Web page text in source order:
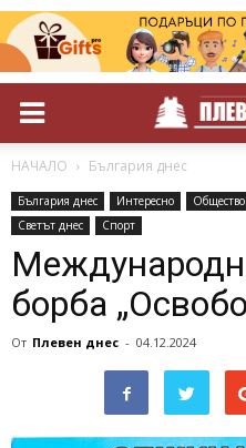
НАЧАЛО България днес
България днес Интересно Общество
Светът днес
Спорт
борба
От Плевен днес - 04.12.2024